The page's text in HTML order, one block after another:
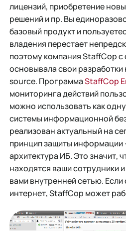
лицензий, приобретение
решений и пр. Вы
базовый продукт и
владения перестает
поэтому компания StaffCop с
основывала свои разработки
source. ПрограммаStaffCop
мониторинга действий
можно использовать как
системы информационной
реализован актуальный на
принцип защиты информации
архитектура ИБ. Это значит,
находятся ваши сотрудники
вами внутренней сетью.
интернет, StaffCop может